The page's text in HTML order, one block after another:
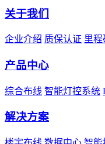
关于我们
企业介绍 质保认证 里程
产品中心
综合布线 智能灯控系统
解决方案